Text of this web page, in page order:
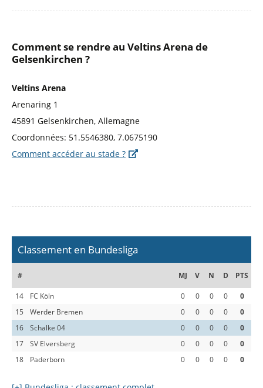
Comment se rendre au Veltins Arena de
Gelsenkirchen ?
Veltins Arena
Arenaring 1
45891 Gelsenkirchen, Allemagne
Coordonnées: 51.5546380, 7.0675190
Comment accéder au stade ?
Classement en Bundesliga
# MJ V N D PTS
14 FC Köln 0 0 0 0
0
15
Werder Bremen 0 0 0 0
0
16
Schalke 04 0 0 0 0
0
17
SV Elversberg 0 0 0 0
0
18
Paderborn 0 0 0 0 0